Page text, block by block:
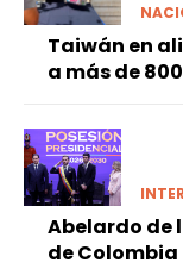
Taiwán en
a más de
Abelardo de
de Colombia